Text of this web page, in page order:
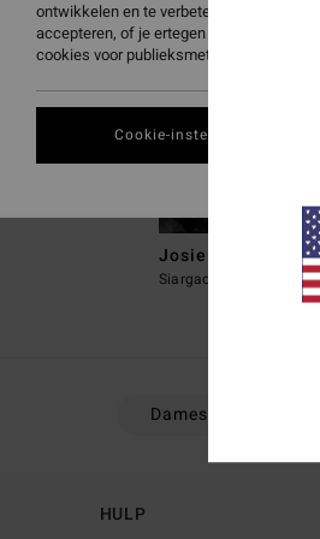
dat samen
Volg onze
opnieuw
hen door
helpt.
Josie Prendergast
Siargao, Filipijnen
Dames
HULP
ontwikkelen en te verbeteren. Je kunt je
accepteren, of je ertegen verzetten
cookies voor publieksmeting). Ga voor
Cookie-instellingen